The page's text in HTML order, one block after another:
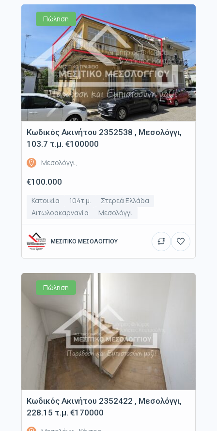
Πώληση
Κωδικός Ακινήτου 2352538 , Μεσολόγγι,
103.7 τ.μ. €100000
Μεσολόγγι,
€100.000
Κατοικία 104τ.μ.
Στερεά Ελλάδα
Αιτωλοακαρνανία
Μεσολόγγι
ΜΕΣΙΤΙΚΟ ΜΕΣΟΛΟΓΓΙΟΥ
Πώληση
Κωδικός Ακινήτου 2352422 , Μεσολόγγι,
228.15 τ.μ. €170000